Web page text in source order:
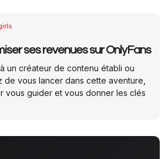
ses revenues sur OnlyFans
un créateur de contenu établi ou
vous lancer dans cette aventure,
vous guider et vous donner les clés